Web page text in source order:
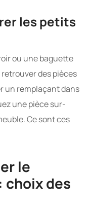
les petits
ou une baguette
des pièces
un remplaçant dans
une pièce sur-
Ce sont ces
le
choix des